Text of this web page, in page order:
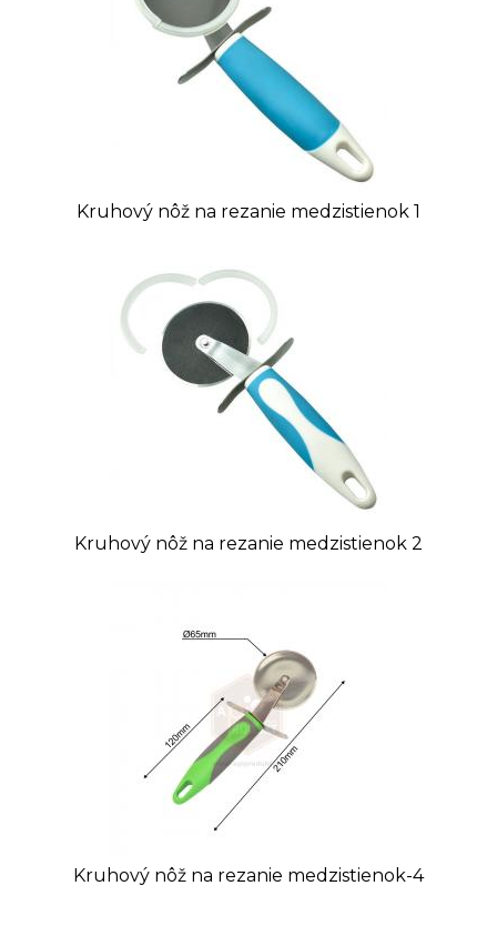
Kruhový nôž na rezanie medzistienok 1
Kruhový nôž na rezanie medzistienok 2
Kruhový nôž na rezanie medzistienok-4